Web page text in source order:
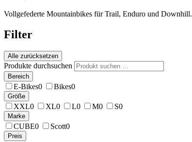
Vollgefederte Mountainbikes für Trail, Enduro und Downhill.
Filter
Alle zurücksetzen
Produkte durchsuchen
Bereich
E-Bikes0 Bikes0
Größe
XXL0 XL0 L0 M0 S0
Marke
CUBE0 Scott0
Preis